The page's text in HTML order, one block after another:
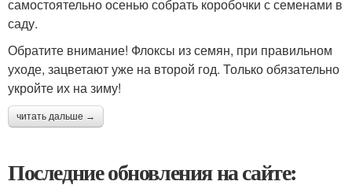
самостоятельно осенью собрать коробочки с семенами в
саду.
Обратите внимание! Флоксы из семян, при правильном
уходе, зацветают уже на второй год. Только обязательно
укройте их на зиму!
читать дальше →
Последние обновления на сайте: